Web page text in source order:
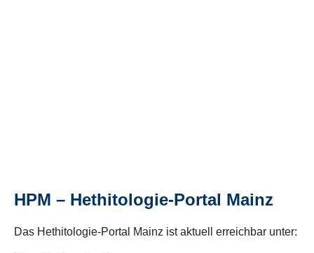
HPM – Hethitologie-Portal Mainz
Das Hethitologie-Portal Mainz ist aktuell erreichbar unter: